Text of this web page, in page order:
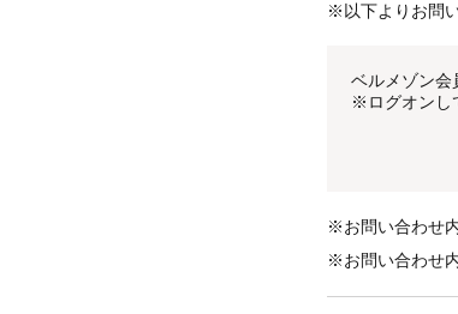
※ 以下よりお問
ベルメゾン会
※ ログオンし
※お問い合わせ
※お問い合わせ